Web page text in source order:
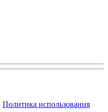
Политика использования